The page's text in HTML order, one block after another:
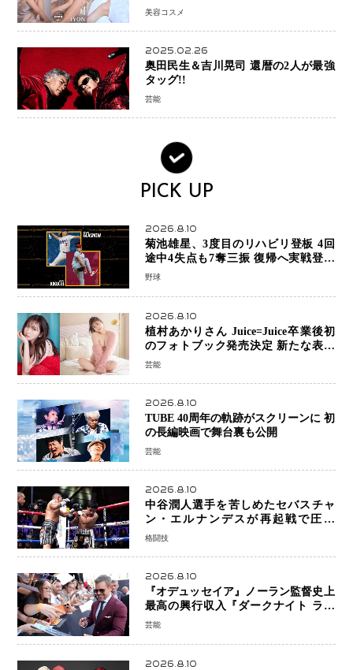
「iYON」が描く新しいスキンケア体
美容コスメ
2025.02.26
奥田民生＆吉川晃司 還暦の2人が最強
タッグ!!
芸能
PICK UP
2026.8.10
菊池雄星、3度目のリハビリ登板 4回
途中4失点も7奪三振 復帰へ実戦登板
を重ねる
野球
2026.8.10
植村あかりさん Juice=Juice卒業後初
のフォトブック発売決定 新たな表現
者としての“今”を凝縮
芸能
2026.8.10
TUBE 40周年の軌跡がスクリーンに 初
の長編映画で舞台裏も公開
芸能
2026.8.10
中谷潤人選手を苦しめたセバスチャ
ン・エルナンデスが再起戦で圧巻
KO 2回で相手を沈める…次戦は亀田
格闘技
2026.8.10
『オデュッセイア』ノーラン監督史上
最高の興行収入『ダークナイト ライ
ジング』超え、世界で11億ドル突破
芸能
2026.8.10